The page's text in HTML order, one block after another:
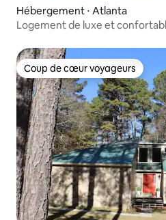
Hébergement ⋅ Atlanta
Logement de luxe et
Coup de cœur voyageurs
Coup de cœur voyageurs